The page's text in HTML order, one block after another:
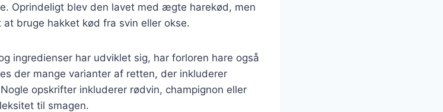
Oprindeligt blev den lavet med ægte harekød, men
bruge hakket kød fra svin eller okse.
ingredienser har udviklet sig, har forloren hare også
der mange varianter af retten, der inkluderer
opskrifter inkluderer rødvin, champignon eller
til smagen.